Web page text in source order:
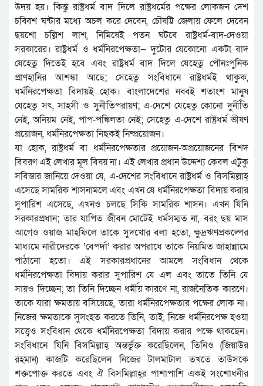
উদয় হয়। কিন্তু রাষ্ট্রধর্ম বাদ দিলে রাষ্ট্রধর্মের পক্ষের লোকজন দেশ
চব্বিশ ঘন্টার মধ্যে অচল করে দেবেন, চৌষট্টি জেলায় ফেলে দেবেন
ছয়শো চল্লিশ লাশ, নিমিষেই পতন ঘটবে রাষ্ট্রধর্ম-বাদ-দেওয়া
সরকারের। রাষ্ট্রধর্ম ও ধর্মনিরপেক্ষতা— দুটোর যেকোনো একটা বাদ
যেহেতু দিতেই হবে এবং রাষ্ট্রধর্ম বাদ দিলে যেহেতু পৌনঃপুনিক
প্রাণহানির আশঙ্কা আছে; সেহেতু সংবিধানে রাষ্ট্রধর্মই থাকুক,
ধর্মনিরপেক্ষতা বিদায়ই হোক। বাংলাদেশের নব্বই শতাংশ মানুষ
যেহেতু সৎ, সাহসী ও সুনীতিপরায়ণ; এ-দেশে যেহেতু কোনো দুর্নীতি
নেই, অনিয়ম নেই, পাপ-পঙ্কিলতা নেই; সেহেতু এ-দেশে রাষ্ট্রধর্ম ভীষণ
প্রয়োজন, ধর্মনিরপেক্ষতা নিছকই নিষ্প্রয়োজন।
যা হোক, রাষ্ট্রধর্ম বা ধর্মনিরপেক্ষতার প্রয়োজন-অপ্রয়োজনের বিশদ
বিবরণ এই লেখার মূল বিষয় না। এই লেখার প্রধান উদ্দেশ্য কেবল এটুকু
সবিস্তার জানিয়ে দেওয়া যে, এ-দেশের সংবিধানে রাষ্ট্রধর্ম ও বিসমিল্লাহ্‌
এসেছে সামরিক শাসনামলে এবং এখন যে ধর্মনিরপেক্ষতা বিদায় করার
সুপারিশ এসেছে, এখনও চলছে সিকি সামরিক শাসন। এখন যিনি
সরকারপ্রধান; তার যাপিত জীবন মোটেই ধর্মসম্মত না, বরং ছয় মাস
আগেও ওয়াজ মাহফিলে তাকে সুদখোর বলা হতো, ক্ষুদ্রঋণপ্রকল্পের
মাধ্যমে নারীদেরকে ‘বেপর্দা’ করার অপরাধে তাকে নিয়মিত জাহান্নামে
পাঠানো হতো। এই সরকারপ্রধানের আমলে সংবিধান থেকে
ধর্মনিরপেক্ষতা বিদায় করার সুপারিশ যে এল এবং তাতে তিনি যে
সায়ও দিচ্ছেন; তা তিনি দিচ্ছেন ধর্মীয় কারণে না, রাজনৈতিক কারণে।
তাকে যারা ক্ষমতায় বসিয়েছে, তারা ধর্মনিরপেক্ষতার পক্ষের লোক না।
নিজের ক্ষমতাকে সুসংহত করতে তিনি, তাই, নিজে ধর্মনিরপেক্ষ হওয়া
সত্ত্বেও সংবিধান থেকে ধর্মনিরপেক্ষতা বিদায় করার পক্ষে থাকছেন।
সংবিধানে যিনি বিসমিল্লাহ্‌ অন্তর্ভুক্ত করেছিলেন, তিনিও (জিয়াউর
রহমান) কাজটি করেছিলেন নিজের টালমাটাল তখতে তাউসকে
শক্তপোক্ত করতে এবং ঐ বিসমিল্লাহ্‌র পাশাপাশি একই সংশোধনীর